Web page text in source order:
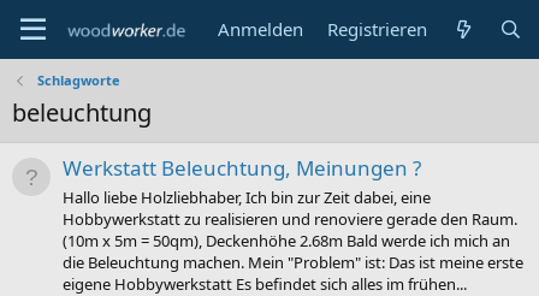
Anmelden Registrieren
Schlagworte
beleuchtung
Werkstatt Beleuchtung, Meinungen ?
Hallo liebe Holzliebhaber, Ich bin zur Zeit dabei, eine
Hobbywerkstatt zu realisieren und renoviere gerade den Raum.
(10m x 5m = 50qm), Deckenhöhe 2.68m Bald werde ich mich an
die Beleuchtung machen. Mein "Problem" ist: Das ist meine erste
eigene Hobbywerkstatt Es befindet sich alles im frühen...